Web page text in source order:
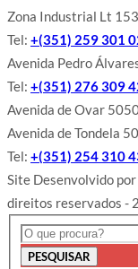
Zona Industrial Lt
Tel: +(351) 259 301
Avenida Pedro
Tel: +(351) 276 309
Avenida de Ovar
Avenida de Tondela
Tel: +(351) 254 310
Site Desenvolvido por
direitos reservados -
PESQUISAR